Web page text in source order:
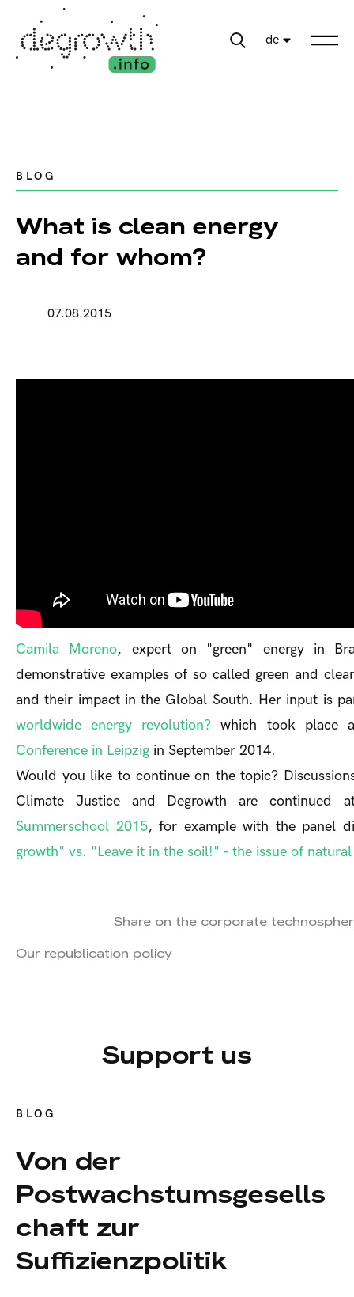
de
BLOG
What is clean energy
and for whom?
07.08.2015
Camila Moreno, expert on "green" energy in
demonstrative examples of so called green and
and their impact in the Global South. Her input is
worldwide energy revolution? which took place
Conference in Leipzig in September 2014.
Would you like to continue on the topic?
Climate Justice and Degrowth are
Summerschool 2015, for example with the panel
growth" vs. "Leave it in the soil!" - the issue of natural
Share on the corporate
Our republication policy
Support us
BLOG
Von der
Postwachstumsgesells
chaft zur
Suffizienzpolitik